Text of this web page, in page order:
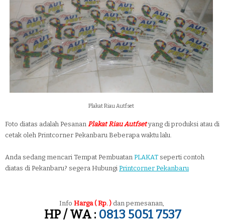
Plakat Riau Autfset
Foto diatas adalah Pesanan Plakat Riau Autfsetyang di produksi atau di
cetak oleh Printcorner Pekanbaru Beberapa waktu lalu.
Anda sedang mencari Tempat Pembuatan PLAKAT seperti contoh
diatas di Pekanbaru? segera Hubungi Printcorner Pekanbaru
Info Harga ( Rp. ) dan pemesanan,
HP / WA : 0813 5051 7537